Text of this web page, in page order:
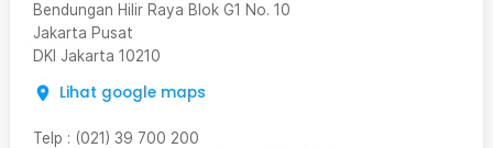
Bendungan Hilir Raya Blok G1 No. 10
Jakarta Pusat
DKI Jakarta 10210
Lihat google maps
Telp : (021) 39 700 200